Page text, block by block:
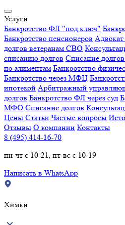
Услуги
Банкротство ФЛ "под ключ"
Банкротство пенсионеров Адвокат
долгов ветеранам СВО
списанию долгов Списание
по алиментам Банкротство
Банкротство через МФЦ
ипотекой Арбитражный
долгов Банкротство ФЛ через суд
МФО Списание долгов
Цены Статьи Частые вопросы
Отзывы О компании Контакты
8 (495) 414-16-70
пн-чт с 10-21, пт-вс с 10-19
Написать в WhatsApp
Химки